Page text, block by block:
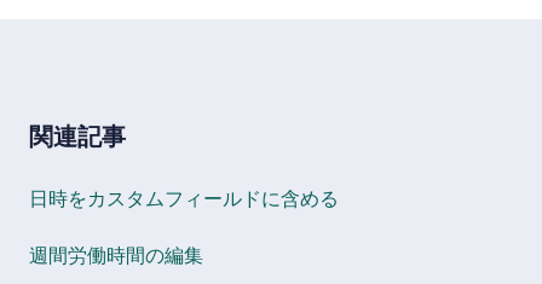
関連記事
日時をカスタムフィールドに含める
週間労働時間の編集